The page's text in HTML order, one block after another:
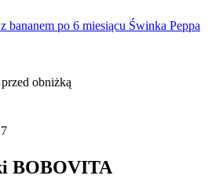
bananem po 6 miesiącu Świnka Peppa
obniżką
BOBOVITA